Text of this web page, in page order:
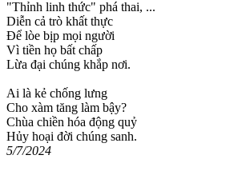
"Thỉnh linh thức" phá thai, ...
Diễn cả trò khất thực
Để lòe bịp mọi người
Vì tiền họ bất chấp
Lừa đại chúng khắp nơi.
Ai là kẻ chống lưng
Cho xàm tăng làm bậy?
Chùa chiền hóa động quỷ
Hủy hoại đời chúng sanh.
5/7/2024